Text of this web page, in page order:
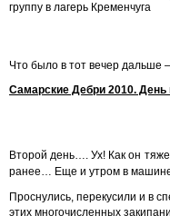
группу в лагерь Кременчуга
Что было в тот вечер дальше
Самарские Дебри 2010. День
Второй день…. Ух! Как он
ранее… Еще и утром в машине
Проснулись, перекусили и в
этих многочисленных